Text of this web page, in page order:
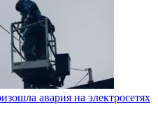
авария на электросетях